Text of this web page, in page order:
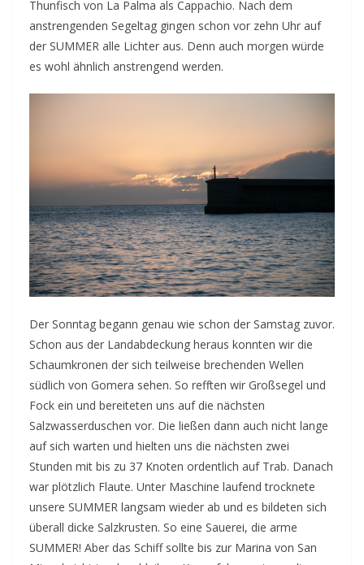
Thunfisch von La Palma als Cappachio. Nach dem
anstrengenden Segeltag gingen schon vor zehn Uhr auf
der SUMMER alle Lichter aus. Denn auch morgen würde
es wohl ähnlich anstrengend werden.
Der Sonntag begann genau wie schon der Samstag zuvor.
Schon aus der Landabdeckung heraus konnten wir die
Schaumkronen der sich teilweise brechenden Wellen
südlich von Gomera sehen. So refften wir Großsegel und
Fock ein und bereiteten uns auf die nächsten
Salzwasserduschen vor. Die ließen dann auch nicht lange
auf sich warten und hielten uns die nächsten zwei
Stunden mit bis zu 37 Knoten ordentlich auf Trab. Danach
war plötzlich Flaute. Unter Maschine laufend trocknete
unsere SUMMER langsam wieder ab und es bildeten sich
überall dicke Salzkrusten. So eine Sauerei, die arme
SUMMER! Aber das Schiff sollte bis zur Marina von San